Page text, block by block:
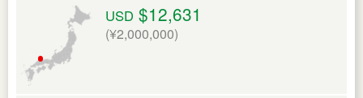
USD $12,631
(¥2,000,000)